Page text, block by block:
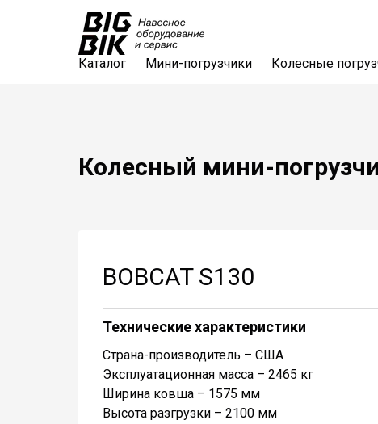
Каталог Мини-погрузчики Колесные
Колесный мини-
BOBCAT S130
Технические характеристики
Страна-производитель – США
Эксплуатационная масса – 2465 кг
Ширина ковша – 1575 мм
Высота разгрузки – 2100 мм